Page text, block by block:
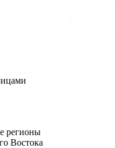
регионы
Востока